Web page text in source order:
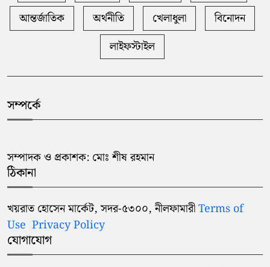
আন্তর্জাতিক
অর্থনীতি খেলাধুলা
বিনোদন
লাইফস্টাইল
সম্পর্কে
সম্পাদক ও প্রকাশক: মোঃ শীষ রহমান
ঠিকানা
খয়রাত হোসেন মার্কেট, সদর-৫৩০০, নীলফামারীTerms of
Use Privacy Policy
যোগাযোগ